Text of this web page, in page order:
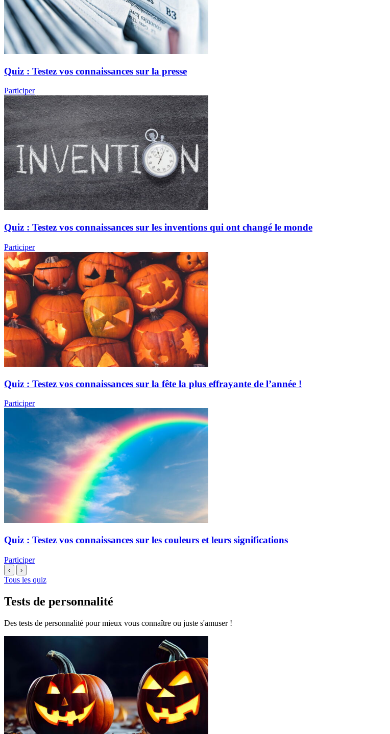
Quiz : Testez vos connaissances sur la presse
Participer
Quiz : Testez vos connaissances sur les inventions qui ont changé le monde
Participer
Quiz : Testez vos connaissances sur la fête la plus effrayante de l’année !
Participer
Quiz : Testez vos connaissances sur les couleurs et leurs significations
Participer
‹ ›
Tous les quiz
Tests de personnalité
Des tests de personnalité pour mieux vous connaître ou juste s'amuser !